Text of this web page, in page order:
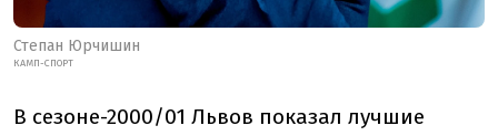
Степан Юрчишин
КАМП-СПОРТ
В сезоне-2000/01 Львов показал лучшие